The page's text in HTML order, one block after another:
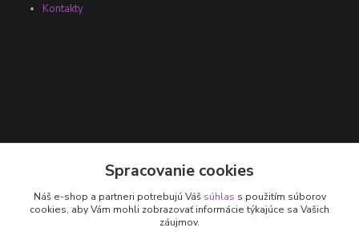
Kontakty
+421 905 531 251
Spracovanie cookies
Náš e-shop a partneri potrebujú Váš súhlas s použitím súborov
cookies, aby Vám mohli zobrazovať informácie týkajúce sa Vašich
záujmov.